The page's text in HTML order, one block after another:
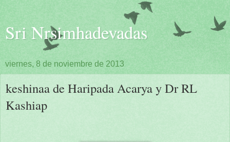
Sri Nrsimhadevadas
viernes, 8 de noviembre de 2013
keshinaa de Haripada Acarya y Dr RL
Kashiap